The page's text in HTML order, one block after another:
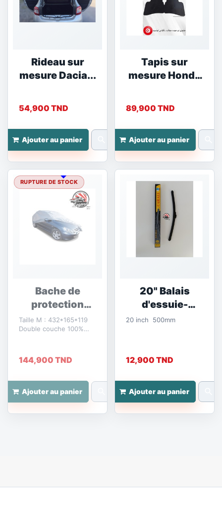
Rideau sur
mesure Dacia...
54,900 TND
Ajouter au panier
Tapis sur
mesure Honda
89,900 TND
Ajouter au panier
Bache de
protection
taille M
Taille M : 432*165*119
Double couche 100%
144,900 TND
Ajouter au panier
RUPTURE DE STOCK
20" Balais
d'essuie-
glace...
20 inch 500mm
12,900 TND
Ajouter au panier